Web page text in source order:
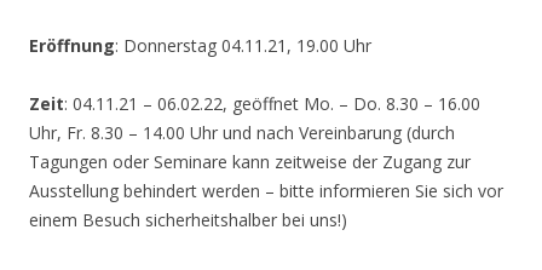
Eröffnung: Donnerstag 04.11.21, 19.00 Uhr
Zeit: 04.11.21 – 06.02.22, geöffnet Mo. – Do. 8.30 – 16.00
Uhr, Fr. 8.30 – 14.00 Uhr und nach Vereinbarung (durch
Tagungen oder Seminare kann zeitweise der Zugang zur
Ausstellung behindert werden – bitte informieren Sie sich vor
einem Besuch sicherheitshalber bei uns!)